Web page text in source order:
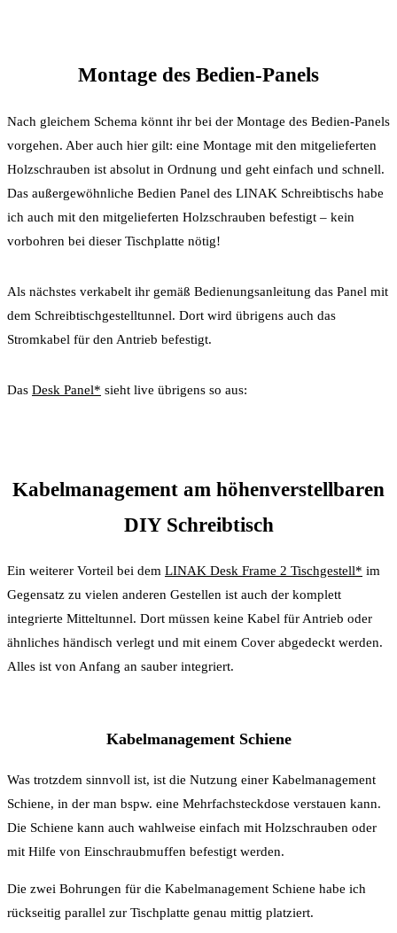
Montage des Bedien-Panels
Nach gleichem Schema könnt ihr bei der Montage des Bedien-Panels
vorgehen. Aber auch hier gilt: eine Montage mit den mitgelieferten
Holzschrauben ist absolut in Ordnung und geht einfach und schnell.
Das außergewöhnliche Bedien Panel des LINAK Schreibtischs habe
ich auch mit den mitgelieferten Holzschrauben befestigt – kein
vorbohren bei dieser Tischplatte nötig!
Als nächstes verkabelt ihr gemäß Bedienungsanleitung das Panel mit
dem Schreibtischgestelltunnel. Dort wird übrigens auch das
Stromkabel für den Antrieb befestigt.
Das Desk Panel* sieht live übrigens so aus:
Kabelmanagement am höhenverstellbaren
DIY Schreibtisch
Ein weiterer Vorteil bei dem LINAK Desk Frame 2 Tischgestell* im
Gegensatz zu vielen anderen Gestellen ist auch der komplett
integrierte Mitteltunnel. Dort müssen keine Kabel für Antrieb oder
ähnliches händisch verlegt und mit einem Cover abgedeckt werden.
Alles ist von Anfang an sauber integriert.
Kabelmanagement Schiene
Was trotzdem sinnvoll ist, ist die Nutzung einer Kabelmanagement
Schiene, in der man bspw. eine Mehrfachsteckdose verstauen kann.
Die Schiene kann auch wahlweise einfach mit Holzschrauben oder
mit Hilfe von Einschraubmuffen befestigt werden.
Die zwei Bohrungen für die Kabelmanagement Schiene habe ich
rückseitig parallel zur Tischplatte genau mittig platziert.